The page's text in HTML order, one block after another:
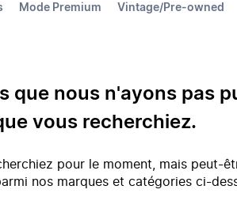
Mode Premium Vintage/Pre-owned
que nous n'ayons pas
vous recherchiez.
pour le moment, mais peut-
nos marques et catégories ci-